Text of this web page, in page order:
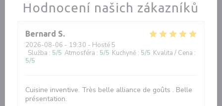
Hodnocení našich zákazníků
Bernard S
2026-08-06 - 19:30 - Hosté 5
Služba : 5/5 Atmosféra : 5/5 Kuchyně : 5/5 Kvalita / Cena :
5/5
Cuisine inventive. Très belle alliance de goûts . Belle
présentation.